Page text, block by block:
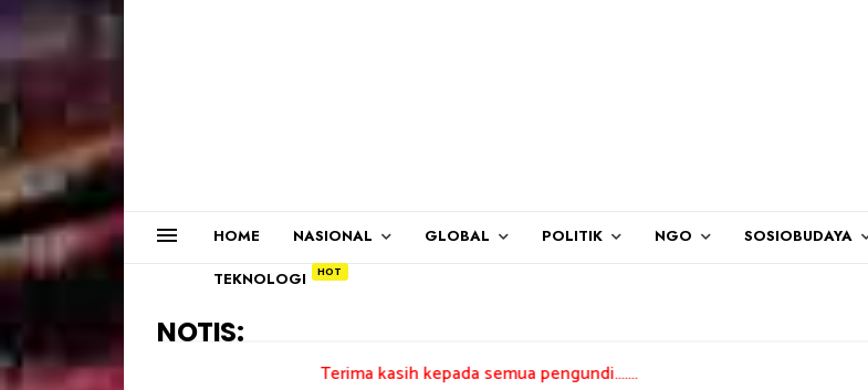
HOME NASIONAL GLOBAL POLITIK NGO SOSIOBUDAYA
TEKNOLOGI
NOTIS:
Terima kasih kepada semua pengundi.......